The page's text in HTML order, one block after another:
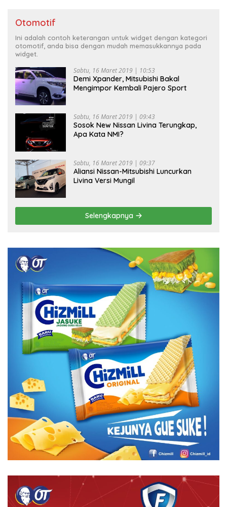
Otomotif
Ini adalah contoh keterangan untuk widget dengan kategori
otomotif, anda bisa dengan mudah memasukkannya pada
widget.
Sabtu, 16 Maret 2019 | 10:53
Demi Xpander, Mitsubishi Bakal
Mengimpor Kembali Pajero Sport
Sabtu, 16 Maret 2019 | 09:43
Sosok New Nissan Livina Terungkap,
Apa Kata NMI?
Sabtu, 16 Maret 2019 | 09:37
Aliansi Nissan-Mitsubishi Luncurkan
Livina Versi Mungil
Selengkapnya